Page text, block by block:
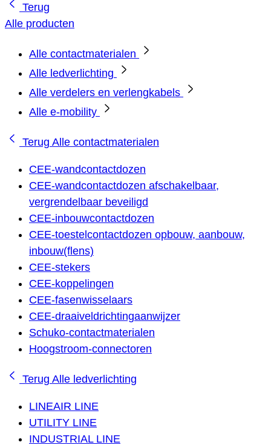
Terug
Alle producten
Alle contactmaterialen
Alle ledverlichting
Alle verdelers en verlengkabels
Alle e-mobility
Terug Alle contactmaterialen
CEE-wandcontactdozen
CEE-wandcontactdozen afschakelbaar,
vergrendelbaar beveiligd
CEE-inbouwcontactdozen
CEE-toestelcontactdozen opbouw, aanbouw,
inbouw(flens)
CEE-stekers
CEE-koppelingen
CEE-fasenwisselaars
CEE-draaiveldrichtingaanwijzer
Schuko-contactmaterialen
Hoogstroom-connectoren
Terug Alle ledverlichting
LINEAIR LINE
UTILITY LINE
INDUSTRIAL LINE